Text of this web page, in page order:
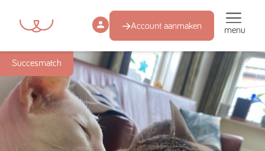
Account aanmaken menu
Succesmatch